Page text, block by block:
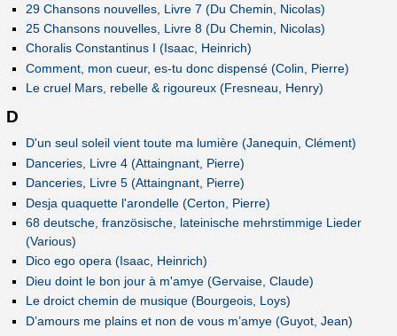
29 Chansons nouvelles, Livre 7 (Du Chemin, Nicolas)
25 Chansons nouvelles, Livre 8 (Du Chemin, Nicolas)
Choralis Constantinus I (Isaac, Heinrich)
Comment, mon cueur, es-tu donc dispensé (Colin, Pierre)
Le cruel Mars, rebelle & rigoureux (Fresneau, Henry)
D
D'un seul soleil vient toute ma lumière (Janequin, Clément)
Danceries, Livre 4 (Attaingnant, Pierre)
Danceries, Livre 5 (Attaingnant, Pierre)
Desja quaquette l'arondelle (Certon, Pierre)
68 deutsche, französische, lateinische mehrstimmige Lieder
(Various)
Dico ego opera (Isaac, Heinrich)
Dieu doint le bon jour à m'amye (Gervaise, Claude)
Le droict chemin de musique (Bourgeois, Loys)
D’amours me plains et non de vous m’amye (Guyot, Jean)